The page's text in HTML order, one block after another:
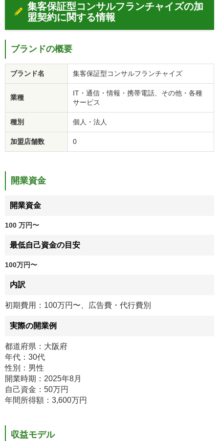
集客保証型コンサルフランチャイズの加
盟契約に関する情報
ブランドの概要
ブランド名 集客保証型コンサルフランチャイズ
業種
IT・通信・情報・携帯電話、その他・各種
サービス
種別 個人・法人
加盟店舗数 0
開業資金
開業資金
100 万円〜
最低自己資金の目安
100万円〜
内訳
初期費用：100万円〜、広告費・代行費別
実際の開業例
都道府県：大阪府
年代：30代
性別：男性
開業時期：2025年8月
自己資金：50万円
年間所得額：3,600万円
収益モデル